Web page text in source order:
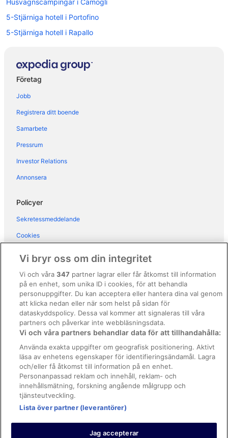
Husvagnscampingar i Camogli
5-Stjärniga hotell i Portofino
5-Stjärniga hotell i Rapallo
4-Stjärniga hotell i Sestri Levante
Hotell i Bogliasco
Hotell i Camogli
Hotell i Cavi
Hotell i Paggi
Hotell i Pieve Ligure
Hotell i Rapallo
Hotell i Recco
Hotell i Santa Margherita Ligure
Hotell i Sestri Levante
Hotell i Zoagli
Hotell i Nervi
B&B i Portofino
Gårdar i Portofino
Vandrarhem i Portofino
Husbåtar i Portofino
Husvagnscampingar i Portofino
Semesterparker i Portofino
Företag
Jobb
Registrera ditt boende
Samarbete
Pressrum
Investor Relations
Annonsera
Policyer
Sekretessmeddelande
Cookies
Regler och villkor för Vrbo
Tillgänglighetsanpassning
Juridisk information/Kontakta oss
Riktlinjer för innehåll och anmäla innehåll
Hjälp
Kontakta oss
Avboka eller ändra din bokning
Boka ett flyg med flygbolagskredit
Återbetalningsprocess och tidslinjer
Vi bryr oss om din integritet
Vi och våra347 partner lagrar eller får åtkomst till information
på en enhet, som unika ID i cookies, för att behandla
personuppgifter. Du kan acceptera eller hantera dina val genom
att klicka nedan eller när som helst på sidan för
dataskyddspolicy. Dessa val kommer att signaleras till våra
partners och påverkar inte webbläsningsdata.
Vi och våra partners behandlar data för att tillhandahålla:
Använda exakta uppgifter om geografisk positionering. Aktivt
läsa av enhetens egenskaper för identifieringsändamål. Lagra
och/eller få åtkomst till information på en enhet.
Personanpassad reklam och innehåll, reklam- och
innehållsmätning, forskning angående målgrupp och
tjänsteutveckling.
Lista över partner (leverantörer)
Jag accepterar